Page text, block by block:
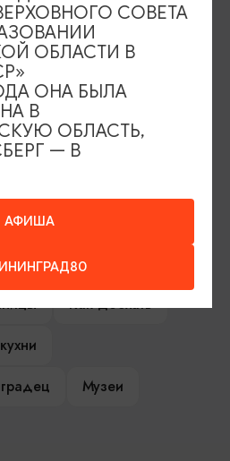
НАШЕМ САЙТЕ
Электронная виза
Афиша мероприятий
книга
Карты и маршруты
Как доехать
Музеи
АФИША
СОВЕТА
ОБЛАСТИ В
ОНА БЫЛА
В
ОБЛАСТЬ,
— В